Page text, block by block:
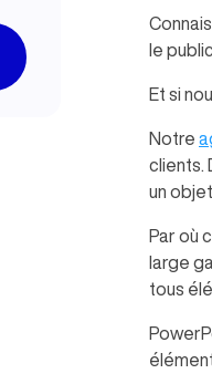
le
Et si
Notre
clients.
un
Par où
large
tous